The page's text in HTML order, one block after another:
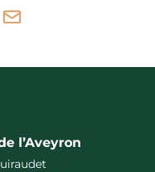
(nouvelle
X / Twitter (nouvelle
sur WhatsApp
Partager par mail
l’Aveyron